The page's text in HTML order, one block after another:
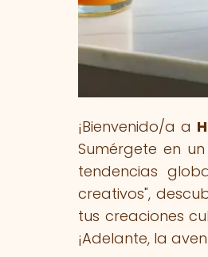
¡Bienvenido/a a
Sumérgete en
tendencias
creativos",
tus creaciones
¡Adelante, la